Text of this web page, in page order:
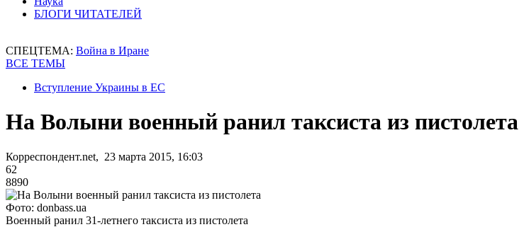
БЛОГИ ЧИТАТЕЛЕЙ
СПЕЦТЕМА: Война в Иране
ВСЕ ТЕМЫ
Вступление Украины в ЕС
На Волыни военный ранил таксиста из пистолета
Корреспондент.net, 23 марта 2015, 16:03
62
8890
Фото: donbass.ua
Военный ранил 31-летнего таксиста из пистолета